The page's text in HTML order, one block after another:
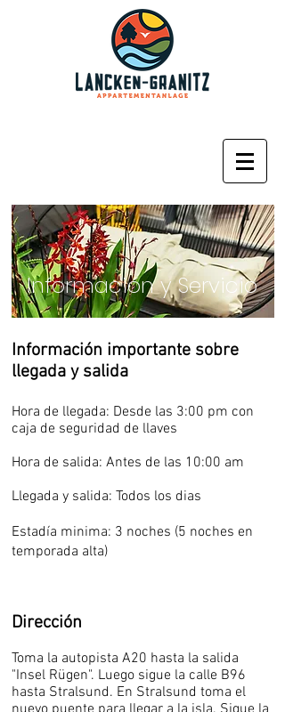
Información y Servicio
Información importante sobre
llegada y salida
Hora de llegada: Desde las 3:00 pm con
caja de seguridad de llaves
Hora de salida: Antes de las 10:00 am
Llegada y salida: Todos los dias
Estadía minima: 3 noches (5 noches en
temporada alta)
Dirección
Toma la autopista A20 hasta la salida
"Insel Rügen". Luego sigue la calle B96
hasta Stralsund. En Stralsund toma el